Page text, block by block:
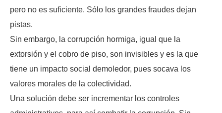
pero no es suficiente. Sólo los grandes fraudes dejan
pistas.
Sin embargo, la corrupción hormiga, igual que la
extorsión y el cobro de piso, son invisibles y es la que
tiene un impacto social demoledor, pues socava los
valores morales de la colectividad.
Una solución debe ser incrementar los controles